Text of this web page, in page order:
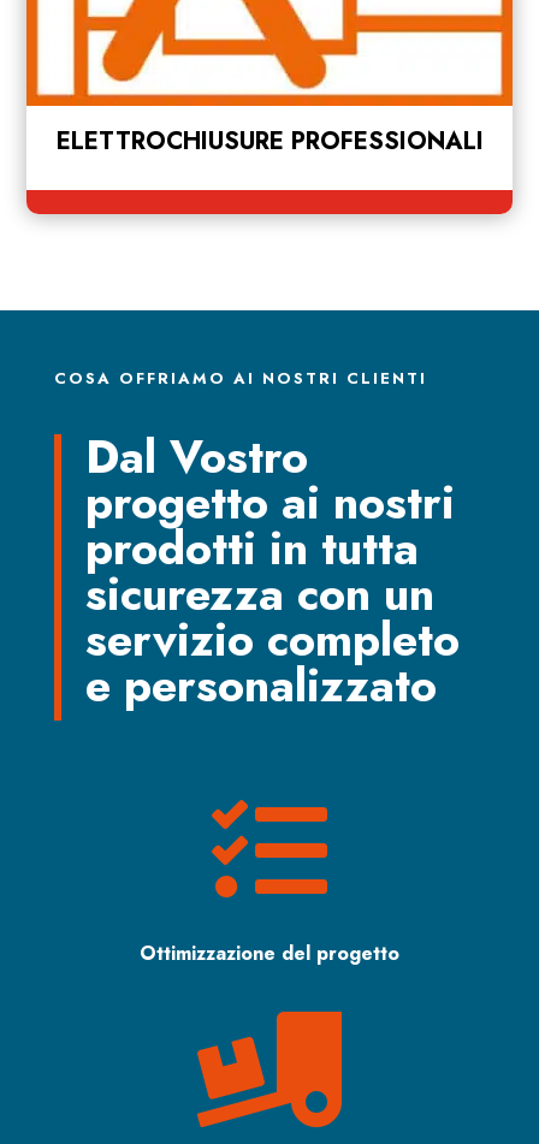
ELETTROCHIUSURE PROFESSIONALI
COSA OFFRIAMO AI NOSTRI CLIENTI
Dal Vostro
progetto ai nostri
prodotti in tutta
sicurezza con un
servizio completo
e personalizzato

Ottimizzazione del progetto
